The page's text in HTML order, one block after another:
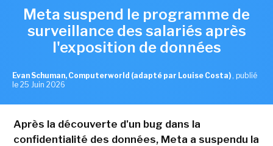
Meta suspend le programme de
surveillance des salariés après
l'exposition de données
Evan Schuman, Computerworld (adapté par Louise Costa) , publié
le 25 Juin 2026
Après la découverte d'un bug dans la
confidentialité des données, Meta a suspendu la